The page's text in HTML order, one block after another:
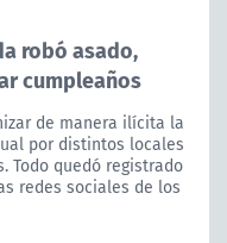
robó asado,
cumpleaños
de manera ilícita la
por distintos locales
Todo quedó registrado
redes sociales de los